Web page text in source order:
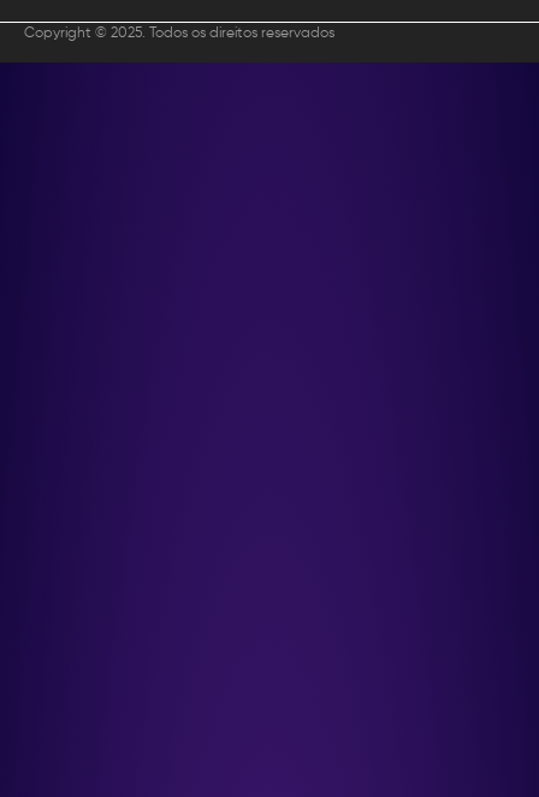
Copyright © 2025. Todos os direitos reservados